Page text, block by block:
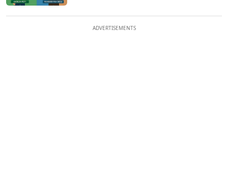
ADVERTISEMENTS